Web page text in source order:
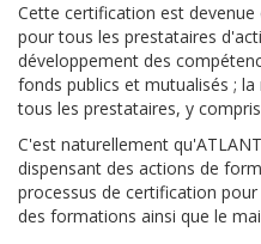
Cette certification est
pour tous les prestataires
développement des
fonds publics et mutualisés ;
tous les prestataires, y
C'est naturellement
dispensant des actions de
processus de certification
des formations ainsi que le